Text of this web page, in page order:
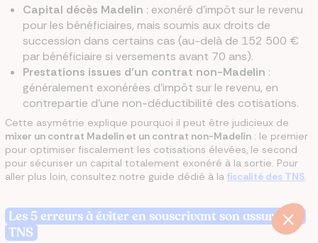
Capital décès Madelin : exonéré d’impôt sur le revenu
pour les bénéficiaires, mais soumis aux droits de
succession dans certains cas (au-delà de 152 500 €
par bénéficiaire si versements avant 70 ans).
Prestations issues d’un contrat non-Madelin :
généralement exonérées d’impôt sur le revenu, en
contrepartie d’une non-déductibilité des cotisations.
Cette asymétrie explique pourquoi il peut être judicieux de
mixer un contrat Madelin et un contrat non-Madelin : le premier
pour optimiser fiscalement les cotisations élevées, le second
pour sécuriser un capital totalement exonéré à la sortie. Pour
aller plus loin, consultez notre guide dédié à la fiscalité des TNS.
Les 5 erreurs à éviter en souscrivant son assurance
TNS